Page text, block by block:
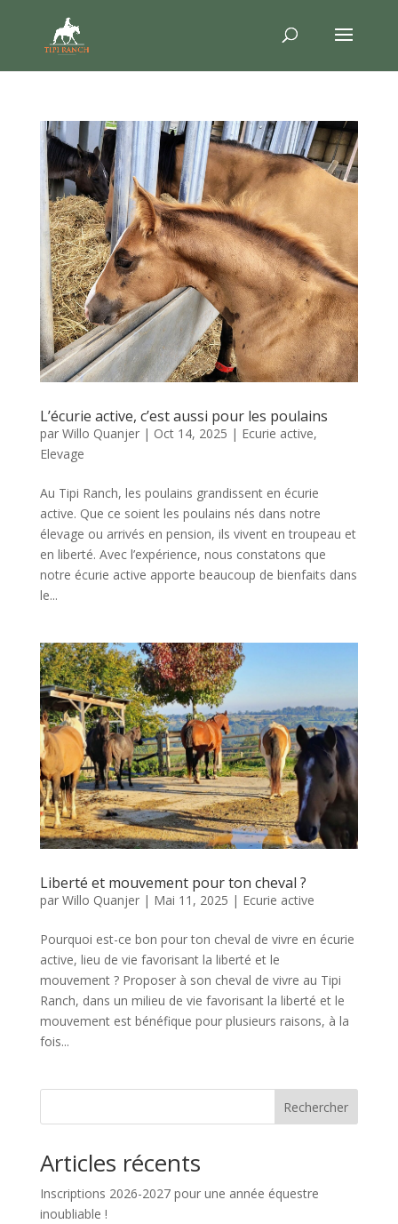
L’écurie active, c’est aussi pour les poulains
par Willo Quanjer| Oct 14, 2025 | Ecurie active,
Elevage
Au Tipi Ranch, les poulains grandissent en écurie
active. Que ce soient les poulains nés dans notre
élevage ou arrivés en pension, ils vivent en troupeau et
en liberté. Avec l’expérience, nous constatons que
notre écurie active apporte beaucoup de bienfaits dans
le...
Liberté et mouvement pour ton cheval ?
par Willo Quanjer| Mai 11, 2025 | Ecurie active
Pourquoi est-ce bon pour ton cheval de vivre en écurie
active, lieu de vie favorisant la liberté et le
mouvement ? Proposer à son cheval de vivre au Tipi
Ranch, dans un milieu de vie favorisant la liberté et le
mouvement est bénéfique pour plusieurs raisons, à la
fois...
Rechercher
Articles récents
Inscriptions 2026-2027 pour une année équestre
inoubliable !